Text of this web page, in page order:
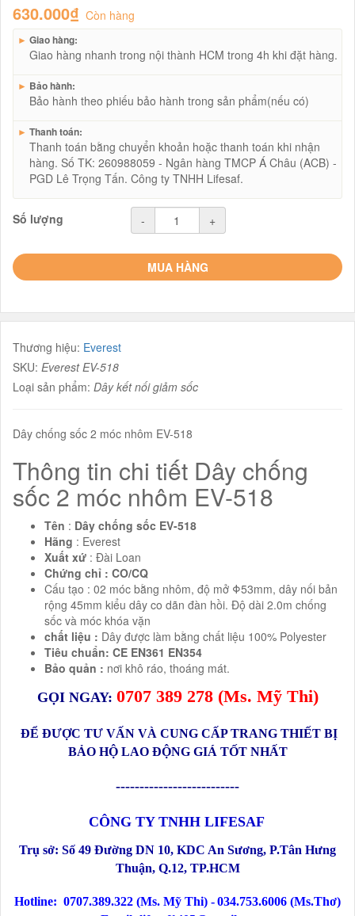
630.000₫ Còn hàng
► Giao hàng:
Giao hàng nhanh trong nội thành HCM trong 4h khi đặt hàng.
► Bảo hành:
Bảo hành theo phiếu bảo hành trong sản phẩm(nếu có)
► Thanh toán:
Thanh toán bằng chuyển khoản hoặc thanh toán khi nhận
hàng. Số TK: 260988059 - Ngân hàng TMCP Á Châu (ACB) -
PGD Lê Trọng Tấn. Công ty TNHH Lifesaf.
Số lượng - +
MUA HÀNG
Thương hiệu: Everest
SKU: Everest EV-518
Loại sản phẩm: Dây kết nối giảm sốc
Dây chống sốc 2 móc nhôm EV-518
Thông tin chi tiết Dây chống
sốc 2 móc nhôm EV-518
Tên : Dây chống sốc EV-518
Hãng : Everest
Xuất xứ : Đài Loan
Chứng chỉ : CO/CQ
Cấu tạo : 02 móc bằng nhôm, độ mở Φ53mm, dây nối bản
rộng 45mm kiểu dây co dãn đàn hồi. Độ dài 2.0m chống
sốc và móc khóa vặn
chất liệu : Dây được làm bằng chất liệu 100% Polyester
Tiêu chuẩn: CE EN361 EN354
Bảo quản : nơi khô ráo, thoáng mát.
GỌI NGAY: 0707 389 278(Ms. Mỹ Thi)
ĐỂ ĐƯỢC TƯ VẤN VÀ CUNG CẤP TRANG THIẾT BỊ
BẢO HỘ LAO ĐỘNG GIÁ TỐT NHẤT
--------------------------
CÔNG TY TNHH LIFESAF
Trụ sở: Số 49 Đường DN 10, KDC An Sương, P.Tân Hưng
Thuận, Q.12, TP.HCM
Hotline: 0707.389.322 (Ms. Mỹ Thi) -034.753.6006 (Ms.Thơ)